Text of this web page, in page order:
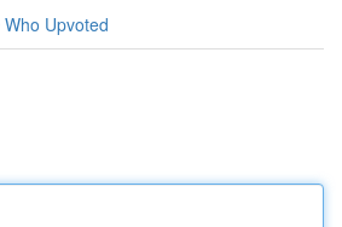
Who Upvoted